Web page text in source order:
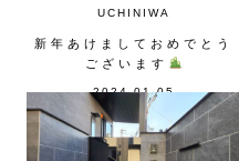
UCHINIWA
2024.01.05
新年あけましておめでとう
ございます